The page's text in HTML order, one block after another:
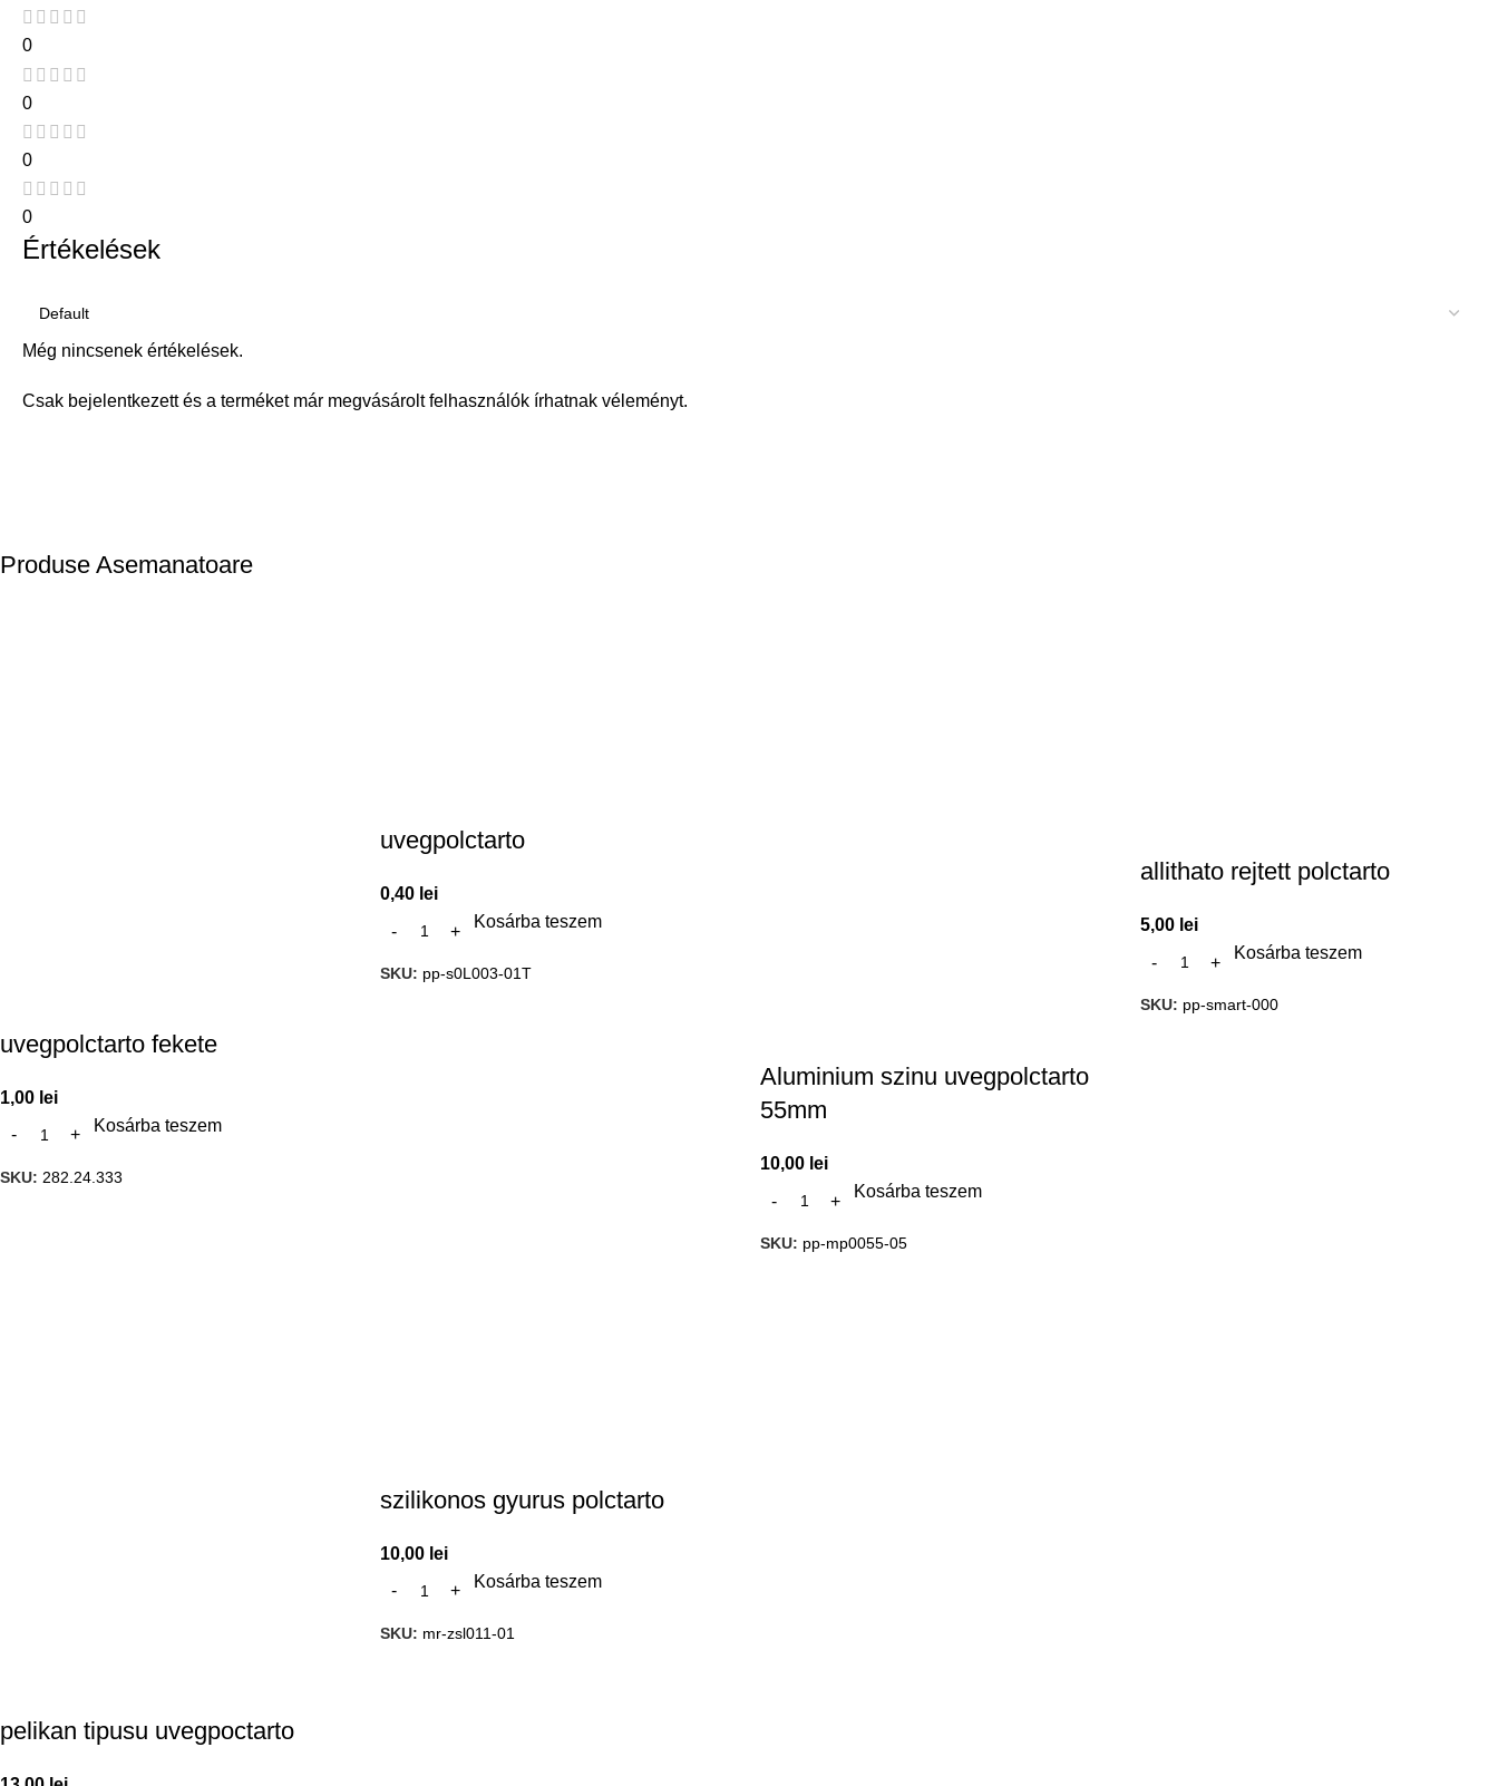
0
0
0
0
Értékelések
Még nincsenek értékelések.
Csak bejelentkezett és a terméket már megvásárolt felhasználók írhatnak véleményt.
Produse Asemanatoare
uvegpolctarto fekete
1,00 lei
Kosárba teszem
SKU: 282.24.333
uvegpolctarto
0,40 lei
Kosárba teszem
SKU: pp-s0L003-01T
Aluminium szinu uvegpolctarto
55mm
10,00 lei
Kosárba teszem
SKU: pp-mp0055-05
allithato rejtett polctarto
5,00 lei
Kosárba teszem
SKU: pp-smart-000
pelikan tipusu uvegpoctarto
szilikonos gyurus polctarto
10,00 lei
Kosárba teszem
SKU: mr-zsl011-01